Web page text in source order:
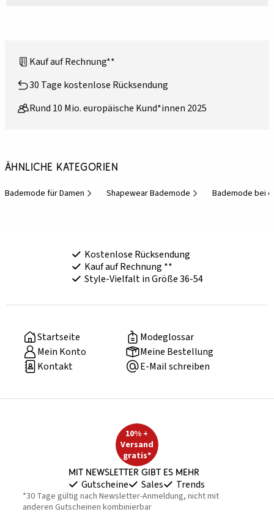
Kauf auf Rechnung**
30 Tage kostenlose Rücksendung
Rund 10 Mio. europäische Kund*innen 2025
Ähnliche Kategorien
Bademode für Damen Shapewear Bademode Bademode bei
Kostenlose Rücksendung
Kauf auf Rechnung **
Style-Vielfalt in Größe 36-54
Startseite
Modeglossar
Mein Konto
Meine Bestellung
Kontakt
E-Mail schreiben
10% +
Versand
gratis*
Mit Newsletter gibt es mehr
Gutscheine Sales Trends
*30 Tage gültig nach Newsletter-Anmeldung, nicht mit
anderen Gutscheinen kombinierbar